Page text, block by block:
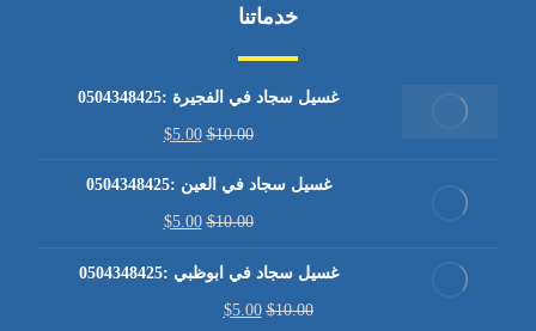
خدماتنا
غسيل سجاد في الفجيرة :0504348425
$10.00
$5.00
غسيل سجاد في العين :0504348425
$10.00
$5.00
غسيل سجاد في ابوظبي :0504348425
$10.00
$5.00